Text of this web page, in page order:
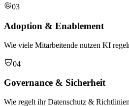
03
Adoption & Enablement
Wie viele Mitarbeitende nutzen KI
04
Governance & Sicherheit
Wie regelt ihr Datenschutz &